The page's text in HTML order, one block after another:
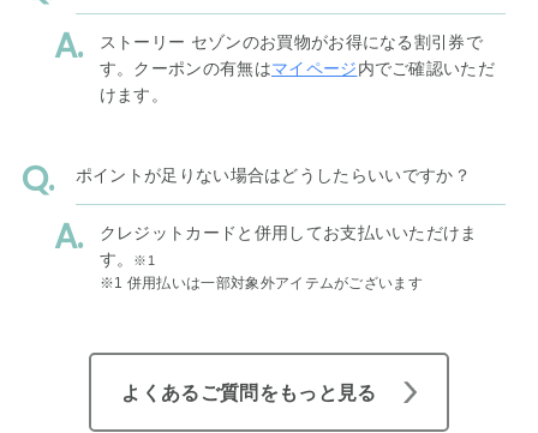
ストーリー セゾンのお買物がお得になる割引券で
す。クーポンの有無はマイページ内でご確認いただ
けます。
ポイントが足りない場合はどうしたらいいですか？
クレジットカードと併用してお支払いいただけま
す。
※1
※1 併用払いは一部対象外アイテムがございます
よくあるご質問をもっと見る